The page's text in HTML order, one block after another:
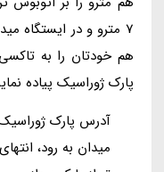
7 مترو و در ایستگاه
هم خودتان را به
پارک ژوراسیک پیاده
آدرس پارک ژوراسیک
میدان به رود،